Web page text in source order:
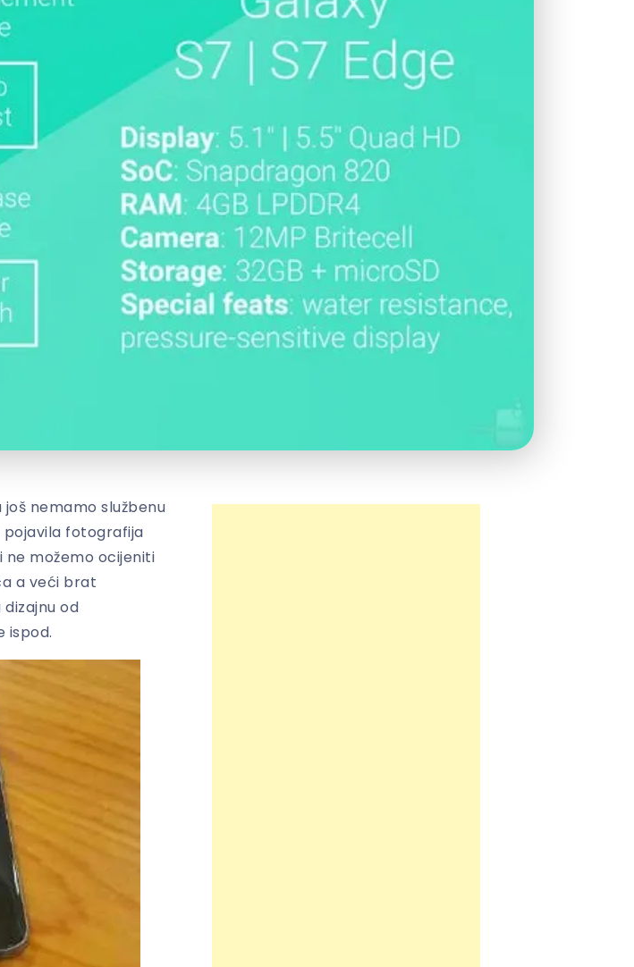
nemamo službenu
pojavila fotografija
ne možemo ocijeniti
a veći brat
od
ispod.